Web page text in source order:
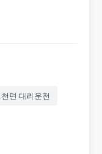
면 대리운전